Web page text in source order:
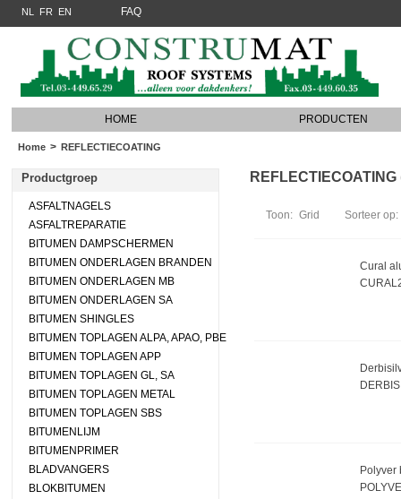
NL FR EN FAQ
HOME PRODUCTEN
Home > REFLECTIECOATING
Productgroep
ASFALTNAGELS
ASFALTREPARATIE
BITUMEN DAMPSCHERMEN
BITUMEN ONDERLAGEN BRANDEN
BITUMEN ONDERLAGEN MB
BITUMEN ONDERLAGEN SA
BITUMEN SHINGLES
BITUMEN TOPLAGEN ALPA, APAO, PBE
BITUMEN TOPLAGEN APP
BITUMEN TOPLAGEN GL, SA
BITUMEN TOPLAGEN METAL
BITUMEN TOPLAGEN SBS
BITUMENLIJM
BITUMENPRIMER
BLADVANGERS
BLOKBITUMEN
Toon: Grid Sorteer op:
Cural
Polyver